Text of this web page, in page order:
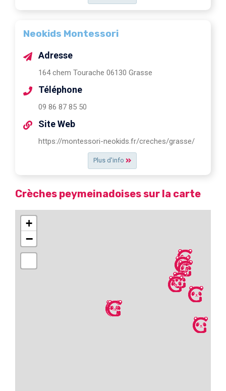
Neokids Montessori
Plus d'info
Adresse
164 chem Tourache 06130 Grasse
Téléphone
09 86 87 85 50
Site Web
https://montessori-neokids.fr/creches/grasse/
Crèches peymeinadoises sur la carte
+
−